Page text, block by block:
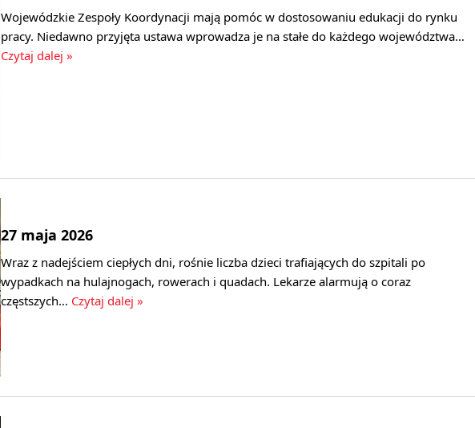
Wojewódzkie Zespoły Koordynacji mają pomóc w dostosowaniu edukacji do rynku
pracy. Niedawno przyjęta ustawa wprowadza je na stałe do każdego województwa…
Czytaj dalej »
27 maja 2026
Wraz z nadejściem ciepłych dni, rośnie liczba dzieci trafiających do szpitali po
wypadkach na hulajnogach, rowerach i quadach. Lekarze alarmują o coraz
częstszych… Czytaj dalej »